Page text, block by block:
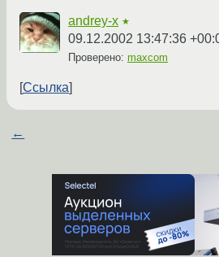
andrey-x ★
09.12.2002 13:47:36
Проверено: maxcom
Ссылка
←